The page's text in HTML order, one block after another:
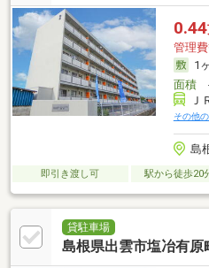
0.44
管理
1
面積
Ｊ
その他
島
即引き渡し可 駅から徒歩20
貸駐車場
島根県出雲市塩冶有原